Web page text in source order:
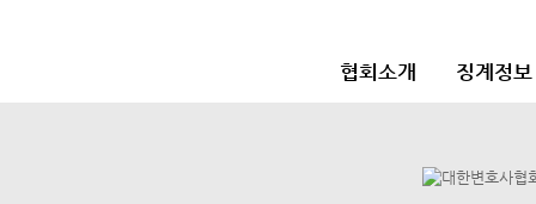
협회소개 징계정